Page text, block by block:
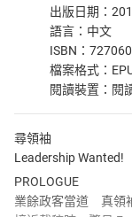
出版日期：
語言：中文
ISBN：
檔案格式：
閱讀裝置：閱
尋領袖
Leadership Wanted!
PROLOGUE
業餘政客當道 真領